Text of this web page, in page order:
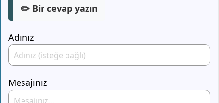
✏️ Bir cevap yazın
Adınız
Mesajınız